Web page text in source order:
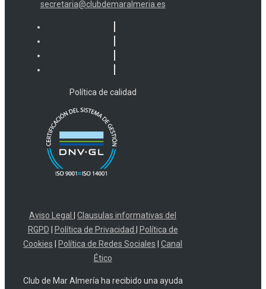
secretaria@clubdemaralmeria.es
Política de calidad
Aviso Legal
Clausulas informativas del
RGPD
Política de Privacidad
Política de
Cookies
Política de Redes Sociales
Canal
Ético
Club de Mar Almería ha recibido una ayuda